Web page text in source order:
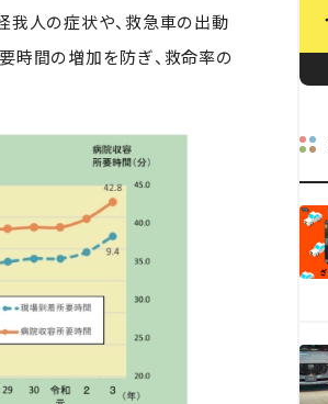
我人の症状や、救急車の出動
時間の増加を防ぎ、救命率の